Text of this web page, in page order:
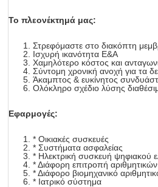
Το πλεονέκτημά μας:
Στρεφόμαστε στο διακόπτη
Ισχυρή ικανότητα Ε&Α
Χαμηλότερο κόστος και
Σύντομη χρονική ανοχή για τα
Άκαμπτος & ευκίνητος
Ολόκληρο σχέδιο λύσης
Εφαρμογές:
* Οικιακές συσκευές
* Συστήματα ασφαλείας
* Ηλεκτρική συσκευή ψηφιακού
* Διάφορη επιτροπή
* Διάφορο βιομηχανικό
* Ιατρικό σύστημα